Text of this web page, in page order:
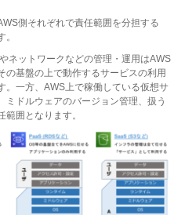
側それぞれで責任範囲を分担する
ネットワークなどの管理・運用はAWS
の基盤の上で動作するサービスの利用
。一方、AWS上で稼働している仮想サ
ミドルウェアのバージョン管理、扱う
囲となります。